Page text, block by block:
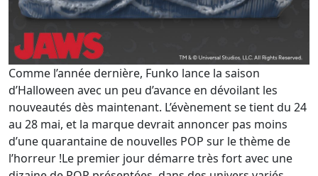
Comme l’année dernière, Funko lance la saison
d’Halloween avec un peu d’avance en dévoilant les
nouveautés dès maintenant. L’évènement se tient du 24
au 28 mai, et la marque devrait annoncer pas moins
d’une quarantaine de nouvelles POP sur le thème de
l’horreur !Le premier jour démarre très fort avec une